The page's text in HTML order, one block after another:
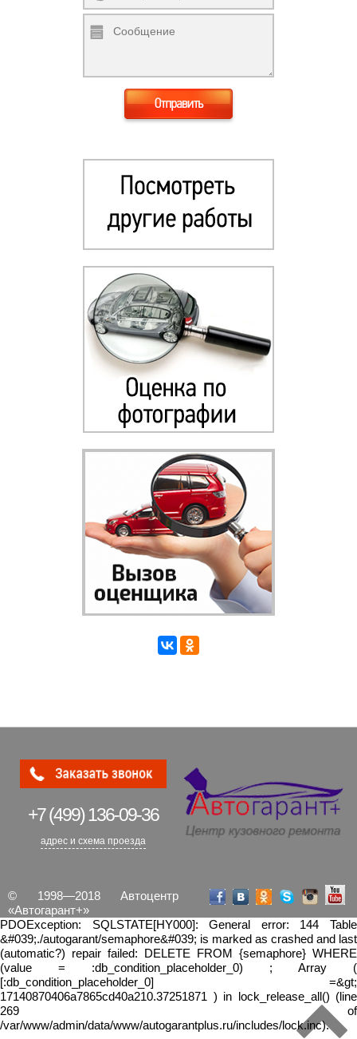
+7 (499)136-09-36
адрес и схема проезда
© 1998—2018 Автоцентр
«Автогарант+»
PDOException: SQLSTATE[HY000]: General error: 144 Table
&#039;./autogarant/semaphore&#039; is marked as crashed and last
(automatic?) repair failed: DELETE FROM {semaphore} WHERE
(value = :db_condition_placeholder_0) ; Array (
[:db_condition_placeholder_0] =&gt;
17140870406a7865cd40a210.37251871 ) in lock_release_all() (line
269 of
/var/www/admin/data/www/autogarantplus.ru/includes/lock.inc).